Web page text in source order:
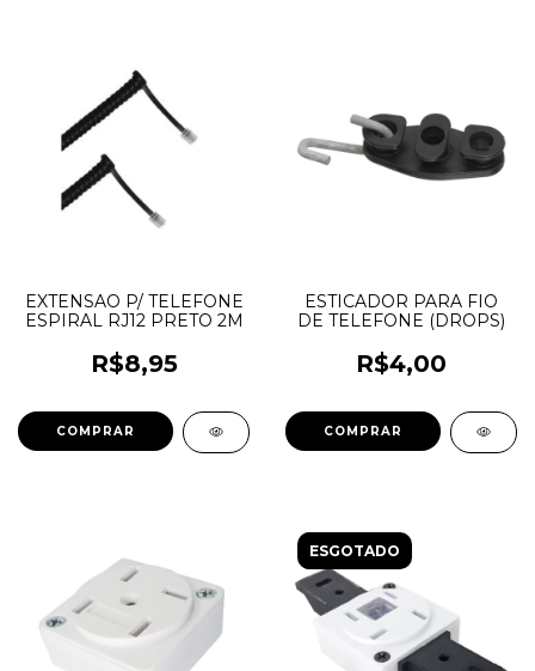
EXTENSAO P/ TELEFONE
ESPIRAL RJ12 PRETO 2M
R$8,95
ESTICADOR PARA FIO
DE TELEFONE (DROPS)
R$4,00
ESGOTADO